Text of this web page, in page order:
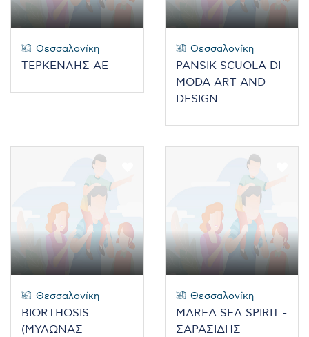
Θεσσαλονίκη
ΤΕΡΚΕΝΛΗΣ ΑΕ
Θεσσαλονίκη
PANSIK SCUOLA DI
MODA ART AND
DESIGN
Θεσσαλονίκη
BIORTHOSIS
(ΜΥΛΩΝΑΣ
Θεσσαλονίκη
MAREA SEA SPIRIT -
ΣΑΡΑΣΙΔΗΣ